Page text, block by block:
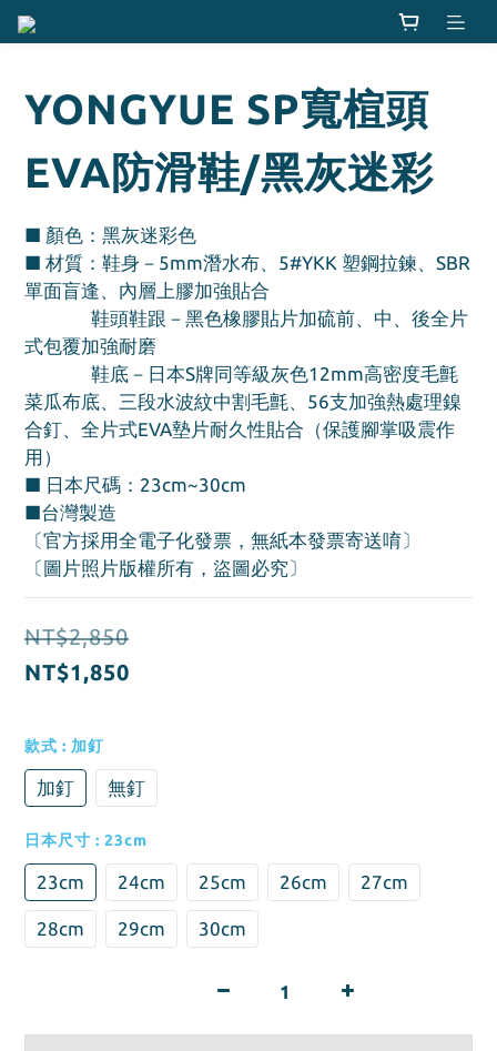
YONGYUE SP寬楦頭
EVA防滑鞋/黑灰迷彩
■ 顏色：黑灰迷彩色
■ 材質：鞋身－5mm潛水布、5#YKK 塑鋼拉鍊、SBR
單面盲逢、內層上膠加強貼合
式包覆加強耐磨
菜瓜布底、三段水波紋中割毛氈、56支加強熱處理鎳
合釘、全片式EVA墊片耐久性貼合（保護腳掌吸震作
用）
■ 日本尺碼：23cm~30cm
■台灣製造
〔官方採用全電子化發票，無紙本發票寄送唷〕
〔圖片照片版權所有，盜圖必究〕
NT$2,850
NT$1,850
款式 : 加釘
加釘 無釘
日本尺寸 : 23cm
23cm 24cm 25cm 26cm 27cm
28cm 29cm 30cm